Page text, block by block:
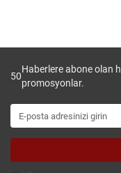
50
Haberlere abone olan
promosyonlar.